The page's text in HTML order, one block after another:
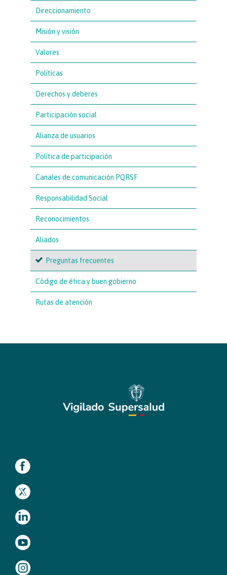
Direccionamiento
Misión y visión
Valores
Políticas
Derechos y deberes
Participación social
Alianza de usuarios
Política de participación
Canales de comunicación PQRSF
Responsabilidad Social
Reconocimientos
Aliados
Preguntas frecuentes
Código de ética y buen gobierno
Rutas de atención